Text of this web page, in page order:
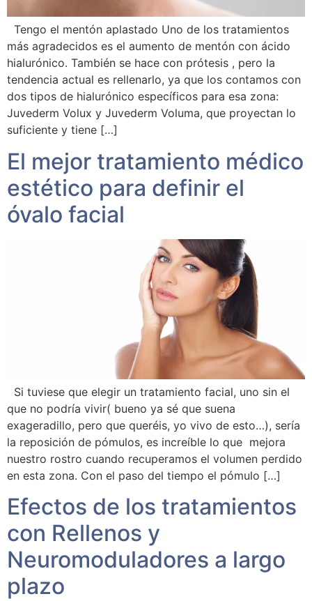
Tengo el mentón aplastado Uno de los tratamientos
más agradecidos es el aumento de mentón con ácido
hialurónico. También se hace con prótesis , pero la
tendencia actual es rellenarlo, ya que los contamos con
dos tipos de hialurónico específicos para esa zona:
Juvederm Volux y Juvederm Voluma, que proyectan lo
suficiente y tiene […]
El mejor tratamiento médico
estético para definir el
óvalo facial
Si tuviese que elegir un tratamiento facial, uno sin el
que no podría vivir( bueno ya sé que suena
exageradillo, pero que queréis, yo vivo de esto…), sería
la reposición de pómulos, es increíble lo que mejora
nuestro rostro cuando recuperamos el volumen perdido
en esta zona. Con el paso del tiempo el pómulo […]
Efectos de los tratamientos
con Rellenos y
Neuromoduladores a largo
plazo